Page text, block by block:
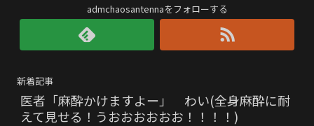
admchaosantennaをフォローする
新着記事
医者「麻酔かけますよー」 わい(全身麻酔に耐
えて見せる！うおおおおおお！！！！)